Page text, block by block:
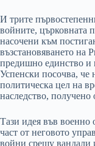
И трите
войните, църковната
насочени към
възстановяването на
предишно единство и
Успенски посочва, че
политическа цел на
наследство, получено
Тази идея във военно
част от неговото
войни срещу вандали